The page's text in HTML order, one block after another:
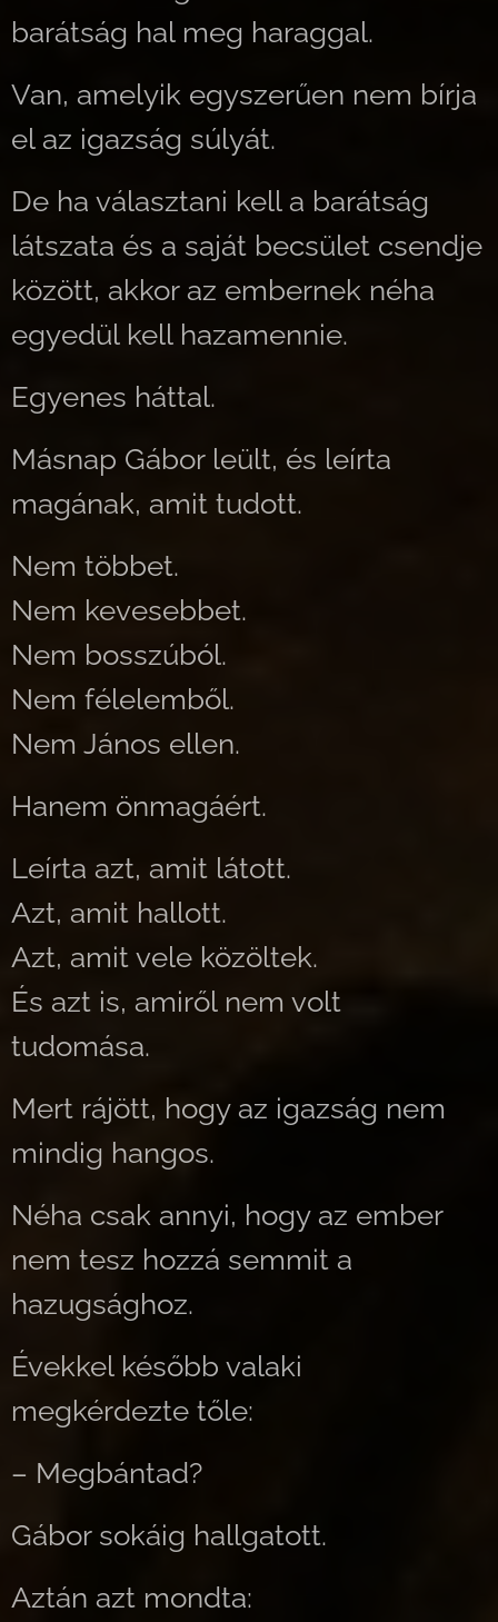
barátság hal meg haraggal.
Van, amelyik egyszerűen nem bírja
el az igazság súlyát.
De ha választani kell a barátság
látszata és a saját becsület csendje
között, akkor az embernek néha
egyedül kell hazamennie.
Egyenes háttal.
Másnap Gábor leült, és leírta
magának, amit tudott.
Nem többet.
Nem kevesebbet.
Nem bosszúból.
Nem félelemből.
Nem János ellen.
Hanem önmagáért.
Leírta azt, amit látott.
Azt, amit hallott.
Azt, amit vele közöltek.
És azt is, amiről nem volt
tudomása.
Mert rájött, hogy az igazság nem
mindig hangos.
Néha csak annyi, hogy az ember
nem tesz hozzá semmit a
hazugsághoz.
Évekkel később valaki
megkérdezte tőle:
– Megbántad?
Gábor sokáig hallgatott.
Aztán azt mondta: